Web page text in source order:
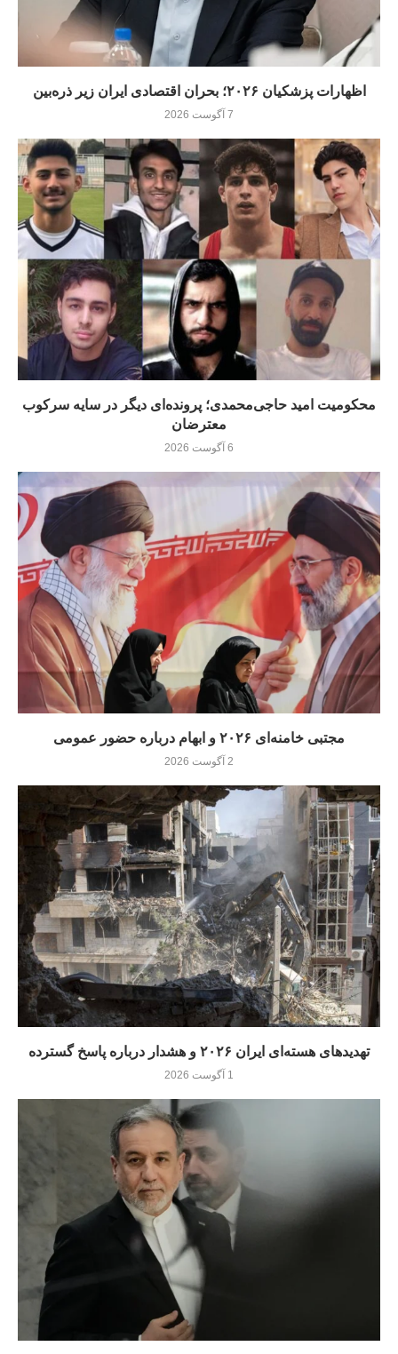
اظهارات پزشکیان ۲۰۲۶؛ بحران اقتصادی ایران زیر ذره‌بین
7 آگوست 2026
محکومیت امید حاجی‌محمدی؛ پرونده‌ای دیگر در سایه سرکوب
معترضان
6 آگوست 2026
مجتبی خامنه‌ای ۲۰۲۶ و ابهام درباره حضور عمومی
2 آگوست 2026
تهدیدهای هسته‌ای ایران ۲۰۲۶ و هشدار درباره پاسخ گسترده
1 آگوست 2026